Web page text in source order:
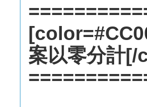
案以零分計[/